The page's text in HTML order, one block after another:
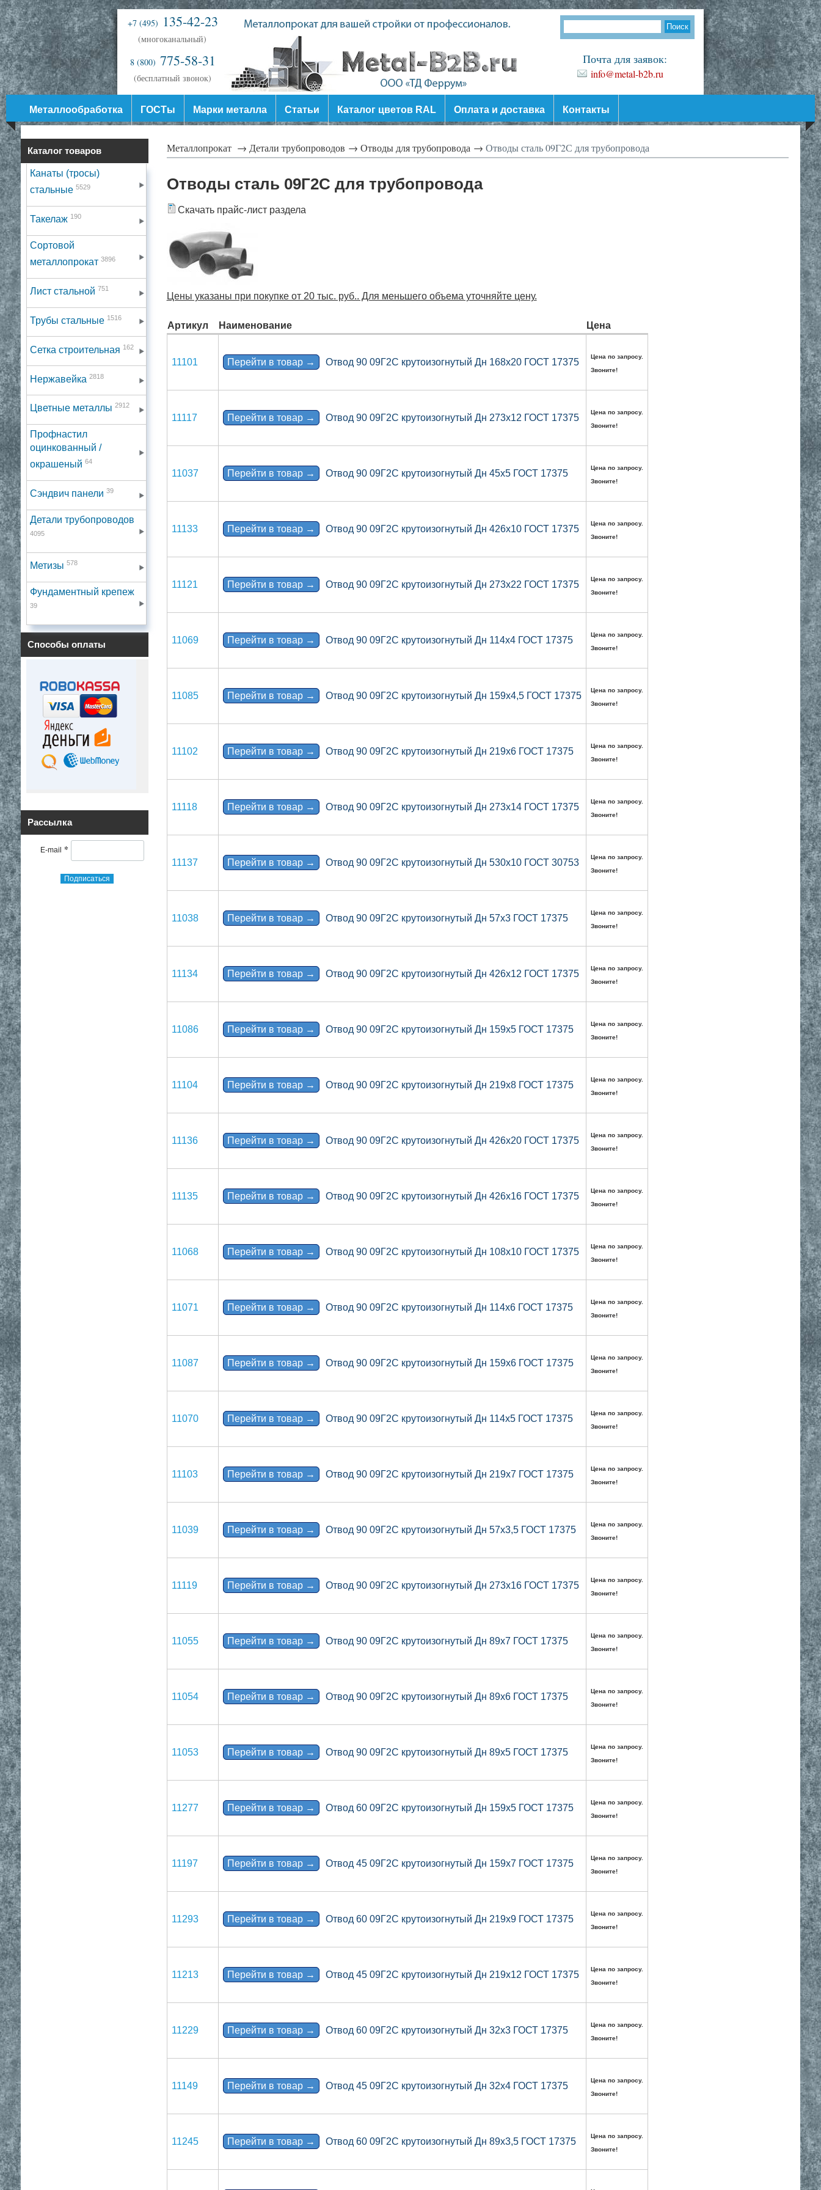
Почта для заявок:
info@metal-b2b.ru
+7 (495) 135-42-23
(многоканальный)
8 (800) 775-58-31
(бесплатный звонок)
Металлообработка ГОСТы Марки металла Статьи Каталог цветов RAL Оплата и доставка Контакты
Каталог товаров
Канаты (тросы)
стальные 5529
Такелаж 190
Сортовой
металлопрокат 3896
Лист стальной 751
Трубы стальные 1516
Сетка строительная 162
Нержавейка 2818
Цветные металлы 2912
Профнастил
оцинкованный /
окрашеный 64
Сэндвич панели 39
Детали трубопроводов
4095
Метизы 578
Фундаментный крепеж
39
Способы оплаты
Рассылка
E-mail *
Подписаться
Металлопрокат → Детали трубопроводов → Отводы для трубопровода → Отводы сталь 09Г2С для трубопровода
Отводы сталь 09Г2С для трубопровода
Скачать прайс-лист раздела
Цены указаны при покупке от 20 тыс. руб.. Для меньшего объема уточняйте цену.
Артикул Наименование Цена
11101 Перейти в товар → Отвод 90 09Г2С крутоизогнутый Дн 168х20 ГОСТ 17375
Цена по запросу.
Звоните!
11117 Перейти в товар → Отвод 90 09Г2С крутоизогнутый Дн 273х12 ГОСТ 17375
Цена по запросу.
Звоните!
11037 Перейти в товар → Отвод 90 09Г2С крутоизогнутый Дн 45х5 ГОСТ 17375
Цена по запросу.
Звоните!
11133 Перейти в товар → Отвод 90 09Г2С крутоизогнутый Дн 426х10 ГОСТ 17375
Цена по запросу.
Звоните!
11121 Перейти в товар → Отвод 90 09Г2С крутоизогнутый Дн 273х22 ГОСТ 17375
Цена по запросу.
Звоните!
11069 Перейти в товар → Отвод 90 09Г2С крутоизогнутый Дн 114х4 ГОСТ 17375
Цена по запросу.
Звоните!
11085 Перейти в товар → Отвод 90 09Г2С крутоизогнутый Дн 159х4,5 ГОСТ 17375
Цена по запросу.
Звоните!
11102 Перейти в товар → Отвод 90 09Г2С крутоизогнутый Дн 219х6 ГОСТ 17375
Цена по запросу.
Звоните!
11118 Перейти в товар → Отвод 90 09Г2С крутоизогнутый Дн 273х14 ГОСТ 17375
Цена по запросу.
Звоните!
11137 Перейти в товар → Отвод 90 09Г2С крутоизогнутый Дн 530х10 ГОСТ 30753
Цена по запросу.
Звоните!
11038 Перейти в товар → Отвод 90 09Г2С крутоизогнутый Дн 57х3 ГОСТ 17375
Цена по запросу.
Звоните!
11134 Перейти в товар → Отвод 90 09Г2С крутоизогнутый Дн 426х12 ГОСТ 17375
Цена по запросу.
Звоните!
11086 Перейти в товар → Отвод 90 09Г2С крутоизогнутый Дн 159х5 ГОСТ 17375
Цена по запросу.
Звоните!
11104 Перейти в товар → Отвод 90 09Г2С крутоизогнутый Дн 219х8 ГОСТ 17375
Цена по запросу.
Звоните!
11136 Перейти в товар → Отвод 90 09Г2С крутоизогнутый Дн 426х20 ГОСТ 17375
Цена по запросу.
Звоните!
11135 Перейти в товар → Отвод 90 09Г2С крутоизогнутый Дн 426х16 ГОСТ 17375
Цена по запросу.
Звоните!
11068 Перейти в товар → Отвод 90 09Г2С крутоизогнутый Дн 108х10 ГОСТ 17375
Цена по запросу.
Звоните!
11071 Перейти в товар → Отвод 90 09Г2С крутоизогнутый Дн 114х6 ГОСТ 17375
Цена по запросу.
Звоните!
11087 Перейти в товар → Отвод 90 09Г2С крутоизогнутый Дн 159х6 ГОСТ 17375
Цена по запросу.
Звоните!
11070 Перейти в товар → Отвод 90 09Г2С крутоизогнутый Дн 114х5 ГОСТ 17375
Цена по запросу.
Звоните!
11103 Перейти в товар → Отвод 90 09Г2С крутоизогнутый Дн 219х7 ГОСТ 17375
Цена по запросу.
Звоните!
11039 Перейти в товар → Отвод 90 09Г2С крутоизогнутый Дн 57х3,5 ГОСТ 17375
Цена по запросу.
Звоните!
11119 Перейти в товар → Отвод 90 09Г2С крутоизогнутый Дн 273х16 ГОСТ 17375
Цена по запросу.
Звоните!
11055 Перейти в товар → Отвод 90 09Г2С крутоизогнутый Дн 89х7 ГОСТ 17375
Цена по запросу.
Звоните!
11054 Перейти в товар → Отвод 90 09Г2С крутоизогнутый Дн 89х6 ГОСТ 17375
Цена по запросу.
Звоните!
11053 Перейти в товар → Отвод 90 09Г2С крутоизогнутый Дн 89х5 ГОСТ 17375
Цена по запросу.
Звоните!
11277 Перейти в товар → Отвод 60 09Г2С крутоизогнутый Дн 159х5 ГОСТ 17375
Цена по запросу.
Звоните!
11197 Перейти в товар → Отвод 45 09Г2С крутоизогнутый Дн 159х7 ГОСТ 17375
Цена по запросу.
Звоните!
11293 Перейти в товар → Отвод 60 09Г2С крутоизогнутый Дн 219х9 ГОСТ 17375
Цена по запросу.
Звоните!
11213 Перейти в товар → Отвод 45 09Г2С крутоизогнутый Дн 219х12 ГОСТ 17375
Цена по запросу.
Звоните!
11229 Перейти в товар → Отвод 60 09Г2С крутоизогнутый Дн 32х3 ГОСТ 17375
Цена по запросу.
Звоните!
11149 Перейти в товар → Отвод 45 09Г2С крутоизогнутый Дн 32х4 ГОСТ 17375
Цена по запросу.
Звоните!
11245 Перейти в товар → Отвод 60 09Г2С крутоизогнутый Дн 89х3,5 ГОСТ 17375
Цена по запросу.
Звоните!